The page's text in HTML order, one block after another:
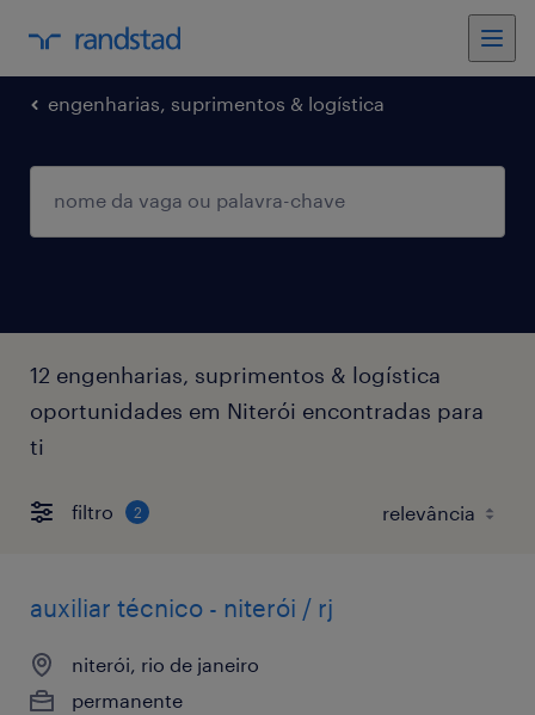
engenharias, suprimentos & logística
12 engenharias, suprimentos & logística
oportunidades em Niterói encontradas para
ti
filtro 2
auxiliar técnico - niterói / rj
niterói, rio de janeiro
permanente